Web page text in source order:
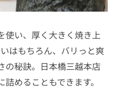
使い、厚く大きく焼き上
はもちろん、バリっと爽
の秘訣。日本橋三越本店
めることもできます。